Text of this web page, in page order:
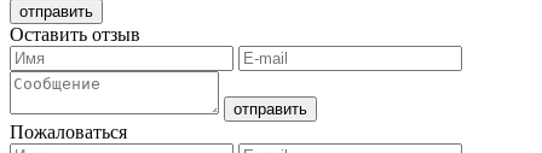
Оставить отзыв
Пожаловаться